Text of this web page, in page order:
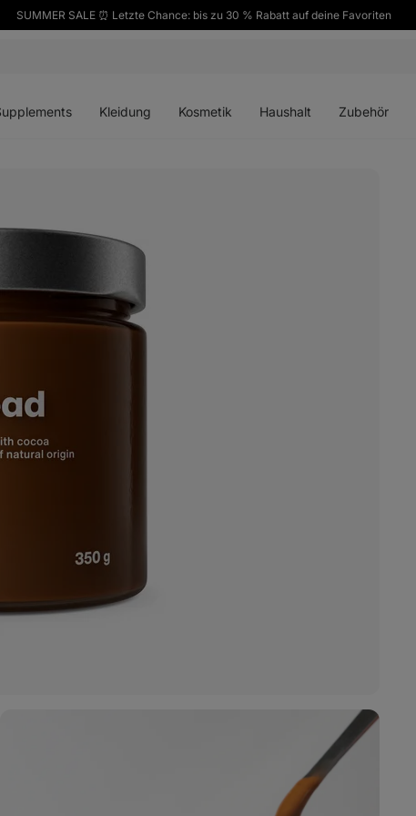
SUMMER SALE ⏰ Letzte Chance: bis zu 30 % Rabatt auf deine Favoriten
Kleidung Kosmetik Haushalt Zubehör